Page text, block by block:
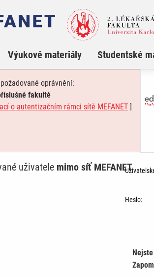
Výukové materiály Studentské
oprávnění:
fakultě
o autentizačním rámci sítě MEFANET ]
uživatele mimo síť MEFANET
Heslo: